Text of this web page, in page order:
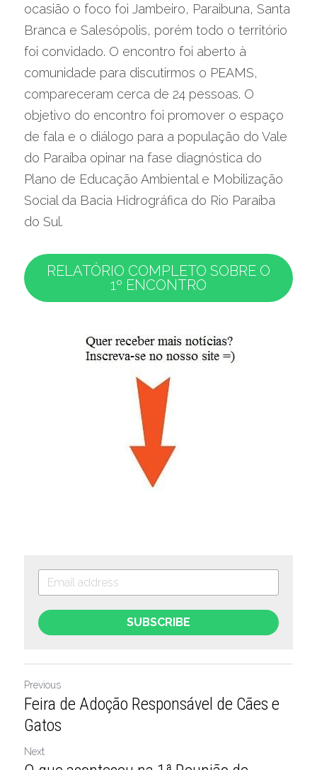
ocasião o foco foi Jambeiro, Paraibuna, Santa
Branca e Salesópolis, porém todo o território
foi convidado. O encontro foi aberto à
comunidade para discutirmos o PEAMS,
compareceram cerca de 24 pessoas. O
objetivo do encontro foi promover o espaço
de fala e o diálogo para a população do Vale
do Paraíba opinar na fase diagnóstica do
Plano de Educação Ambiental e Mobilização
Social da Bacia Hidrográfica do Rio Paraíba
do Sul.
RELATÓRIO COMPLETO SOBRE O
1º ENCONTRO
SUBSCRIBE
Previous
Feira de Adoção Responsável de Cães e
Gatos
Next